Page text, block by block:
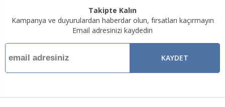
Takipte Kalın
Kampanya ve duyurulardan haberdar olun, fırsatları kaçırmayın
Email adresinizi kaydedin
KAYDET